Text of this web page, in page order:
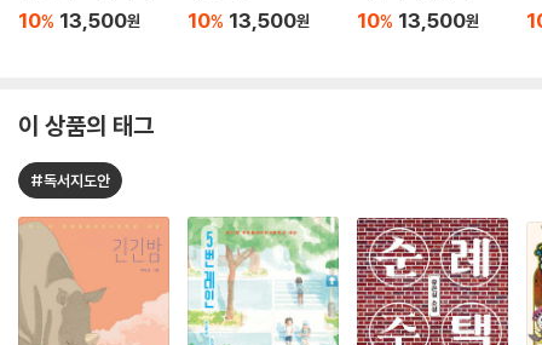
10% 13,500원 10% 13,500원 10% 13,500원
이 상품의 태그
#독서지도안